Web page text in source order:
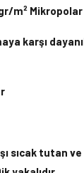
m² Mikropolar
karşı
sıcak tutan